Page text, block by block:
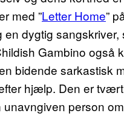
med ”Letter Home”
dygtig sangskriver,
Gambino også
bidende sarkastisk
hjælp. Den er
person